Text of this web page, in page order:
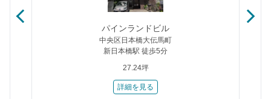
パインランドビル
中央区日本橋大伝馬町
新日本橋駅 徒歩5分
27.24坪
詳細を見る